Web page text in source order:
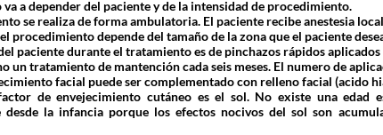
va a depender del paciente y de la intensidad de procedimiento.
se realiza de forma ambulatoria. El paciente recibe anestesia
procedimiento depende del tamaño de la zona que el paciente
paciente durante el tratamiento es de pinchazos rápidos aplicados
un tratamiento de mantención cada seis meses. El numero de
facial puede ser complementado con relleno facial (acido
de envejecimiento cutáneo es el sol. No existe una edad
desde la infancia porque los efectos nocivos del sol son